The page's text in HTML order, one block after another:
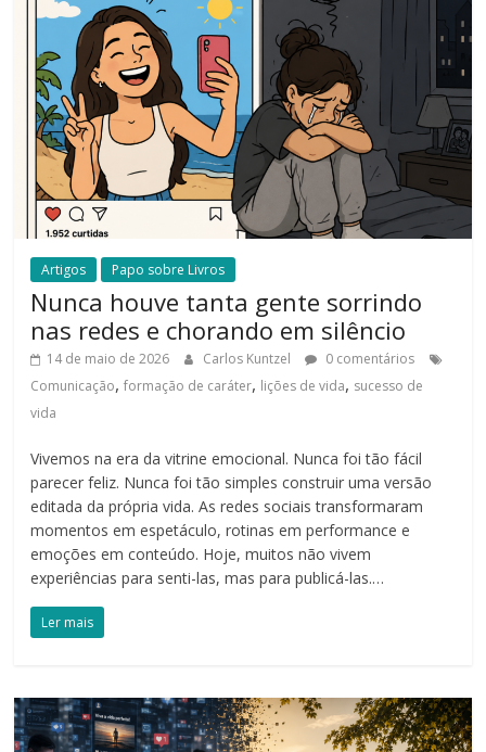
Artigos Papo sobre Livros
Nunca houve tanta gente sorrindo
nas redes e chorando em silêncio
14 de maio de 2026 Carlos Kuntzel
0 comentários
Comunicação,formação de caráter, lições de vida, sucesso de
vida
Vivemos na era da vitrine emocional. Nunca foi tão fácil
parecer feliz. Nunca foi tão simples construir uma versão
editada da própria vida. As redes sociais transformaram
momentos em espetáculo, rotinas em performance e
emoções em conteúdo. Hoje, muitos não vivem
experiências para senti-las, mas para publicá-las.…
Ler mais